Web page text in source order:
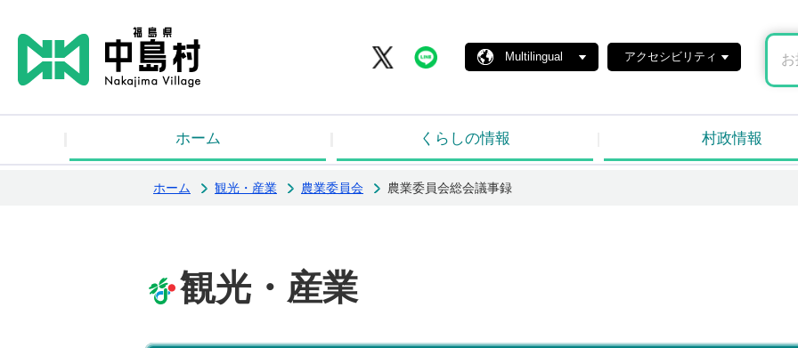
Multilingual アクセシビリティ
ホーム くらしの情報 村政情報
ホーム 観光・産業 農業委員会 農業委員会総会議事録
観光・産業